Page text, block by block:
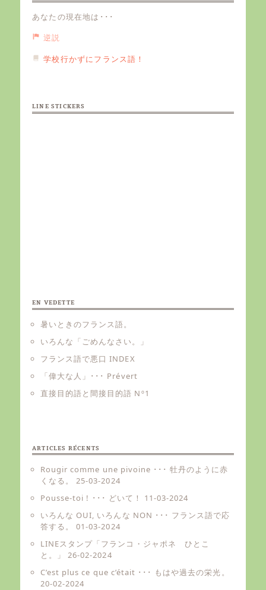
あなたの現在地は･･･
逆説
学校行かずにフランス語！
LINE STICKERS
EN VEDETTE
暑いときのフランス語。
いろんな「ごめんなさい。」
フランス語で悪口 INDEX
「偉大な人」･･･ Prévert
直接目的語と間接目的語 Nº1
ARTICLES RÉCENTS
Rougir comme une pivoine ･･･ 牡丹のように赤
くなる。
25-03-2024
Pousse-toi ! ･･･ どいて！
11-03-2024
いろんな OUI, いろんな NON ･･･ フランス語で応
答する。
01-03-2024
LINEスタンプ「フランコ・ジャポネ ひとこ
と。」
26-02-2024
C’est plus ce que c’était ･･･ もはや過去の栄光。
20-02-2024